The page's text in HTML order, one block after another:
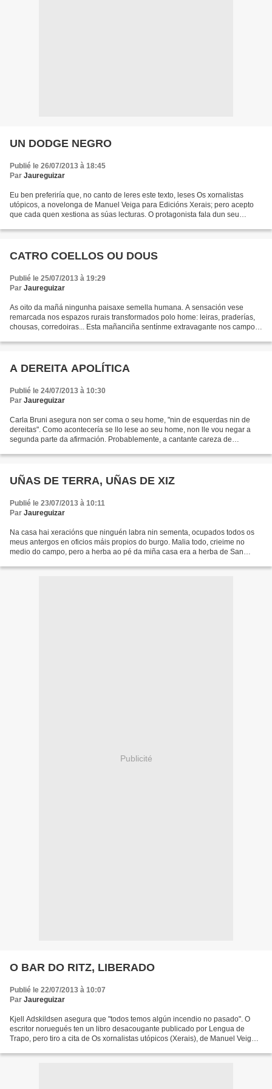
UN DODGE NEGRO
Publié le 26/07/2013 à 18:45
Par Jaureguizar
Eu ben preferiría que, no canto de leres este texto, leses Os xornalistas
utópicos, a novelonga de Manuel Veiga para Edicións Xerais; pero acepto
que cada quen xestiona as súas lecturas. O protagonista fala dun seu
CATRO COELLOS OU DOUS
Publié le 25/07/2013 à 19:29
Par Jaureguizar
As oito da mañá ningunha paisaxe semella humana. A sensación vese
remarcada nos espazos rurais transformados polo home: leiras, praderías,
chousas, corredoiras... Esta mañanciña sentínme extravagante nos campos
A DEREITA APOLÍTICA
Publié le 24/07/2013 à 10:30
Par Jaureguizar
Carla Bruni asegura non ser coma o seu home, "nin de esquerdas nin de
dereitas". Como acontecería se llo lese ao seu home, non lle vou negar a
segunda parte da afirmación. Probablemente, a cantante careza de
UÑAS DE TERRA, UÑAS DE XIZ
Publié le 23/07/2013 à 10:11
Par Jaureguizar
Na casa hai xeracións que ninguén labra nin sementa, ocupados todos os
meus antergos en oficios máis propios do burgo. Malia todo, crieime no
medio do campo, pero a herba ao pé da miña casa era a herba de San
Publicité
O BAR DO RITZ, LIBERADO
Publié le 22/07/2013 à 10:07
Par Jaureguizar
Kjell Adskildsen asegura que "todos temos algún incendio no pasado". O
escritor noruegués ten un libro desacougante publicado por Lengua de
Trapo, pero tiro a cita de Os xornalistas utópicos (Xerais), de Manuel Veiga,